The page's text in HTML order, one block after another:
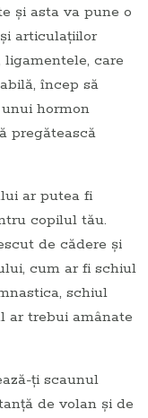
şi asta va pune o
articulaţiilor
care
încep să
hormon
pregătească
ar putea fi
copilul tău.
de cădere şi
cum ar fi schiul
schiul
ar trebui amânate
ţi scaunul
de volan şi de